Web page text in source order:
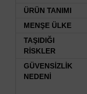
ÜRÜN TANIMI
MENŞE ÜLKE
TAŞIDIĞI
RİSKLER
GÜVENSİZLİK
NEDENİ